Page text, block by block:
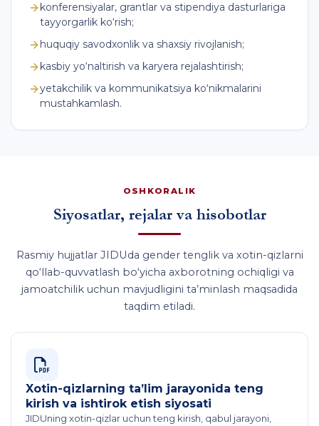
konferensiyalar, grantlar va stipendiya dasturlariga
tayyorgarlik ko‘rish;
huquqiy savodxonlik va shaxsiy rivojlanish;
kasbiy yo‘naltirish va karyera rejalashtirish;
yetakchilik va kommunikatsiya ko‘nikmalarini
mustahkamlash.
OSHKORALIK
Siyosatlar, rejalar va hisobotlar
Rasmiy hujjatlar JIDUda gender tenglik va xotin-qizlarni
qo‘llab-quvvatlash bo‘yicha axborotning ochiqligi va
jamoatchilik uchun mavjudligini ta’minlash maqsadida
taqdim etiladi.
Xotin-qizlarning ta’lim jarayonida teng
kirish va ishtirok etish siyosati
JIDUning xotin-qizlar uchun teng kirish, qabul jarayoni,